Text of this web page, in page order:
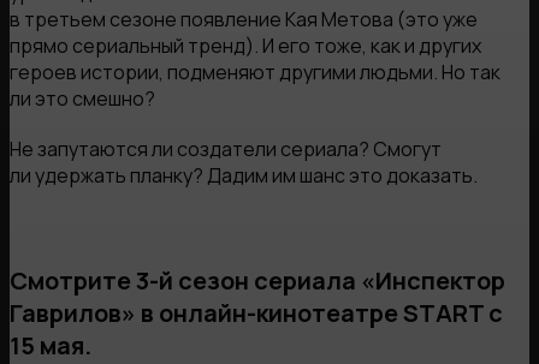
в третьем сезоне появление Кая Метова (это уже
прямо сериальный тренд). И его тоже, как и других
героев истории, подменяют другими людьми. Но так
ли это смешно?
Не запутаются ли создатели сериала? Смогут
ли удержать планку? Дадим им шанс это доказать.
Смотрите 3-й сезон сериала «Инспектор
Гаврилов» в онлайн-кинотеатре START c
15 мая.